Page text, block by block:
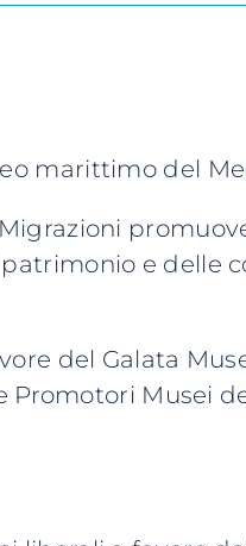
marittimo del
e delle
del Galata
Promotori Musei